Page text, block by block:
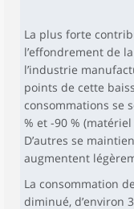
La plus forte
l’effondrement de
l’industrie
points de cette
consommations se
% et -90 %
D’autres se
augmentent
La consommation
diminué, d’environ